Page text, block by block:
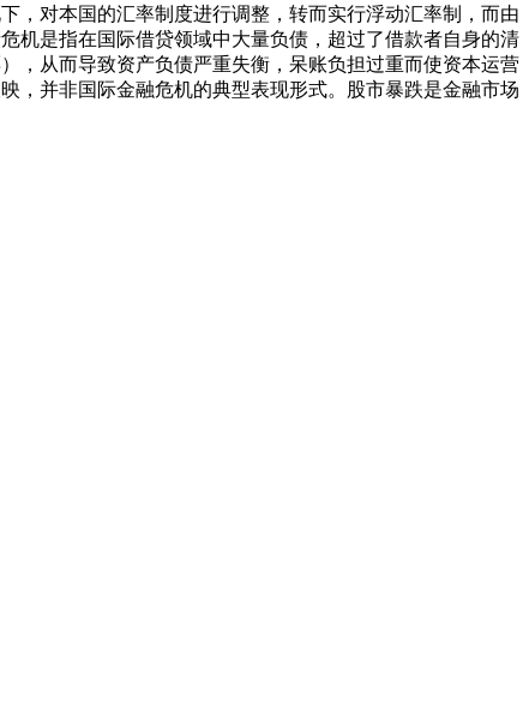
，对本国的汇率制度进行调整，转而实行浮动汇率制，而由
机是指在国际借贷领域中大量负债，超过了借款者自身的清
，从而导致资产负债严重失衡，呆账负担过重而使资本运营
，并非国际金融危机的典型表现形式。股市暴跌是金融市场